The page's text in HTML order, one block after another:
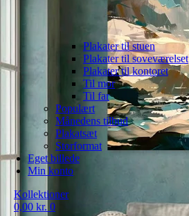
Plakater til stuen
Plakater til soveværelset
Plakater til kontoret
Til mor
Til far
Populært
Månedens tilbud
Plakatsæt
Storformat
Eget billede
Min konto
Kollektioner
0,00 kr. 0